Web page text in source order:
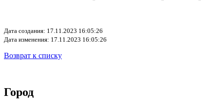
Дата создания: 17.11.2023 16:05:26
Дата изменения: 17.11.2023 16:05:26
Возврат к списку
Город